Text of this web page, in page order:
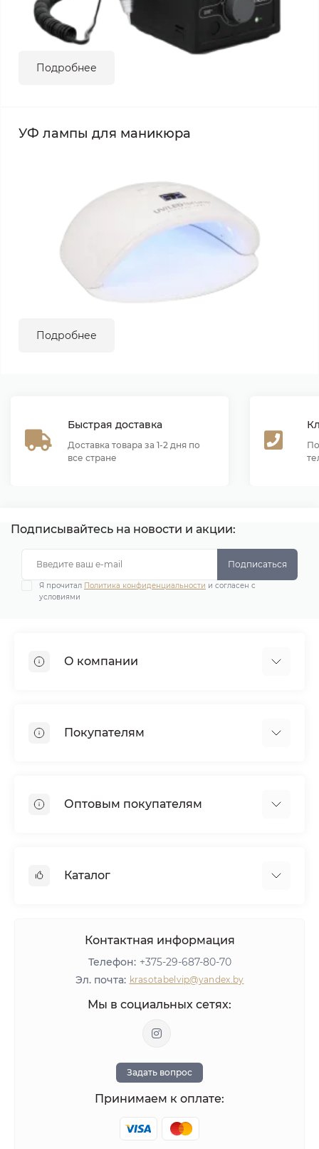
Подробнее
УФ лампы для маникюра
Подробнее
Быстрая доставка
Доставка товара за 1-2 дня по
все стране
Подписывайтесь на новости и акции:
Подписаться
Я прочитал Политика конфиденциальности и согласен с
условиями
О компании
Наше производство
Дипломы и награды
Покупателям
Гарантия
Вопросы и ответы
Оптовым покупателям
Агентское вознаграждение
Каталог
Оборудование
ЛИКВИДАЦИЯ
Оставить отзыв
Контактная информация
Телефон: +375-29-687-80-70
Эл. почта: krasotabelvip@yandex.by
Мы в социальных сетях:
Задать вопрос
Принимаем к оплате: